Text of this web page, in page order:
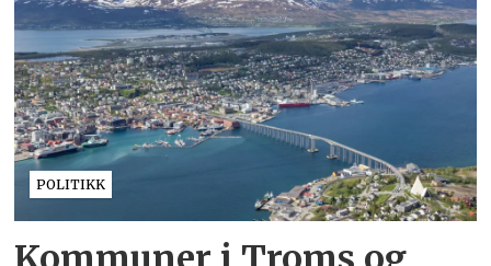
POLITIKK